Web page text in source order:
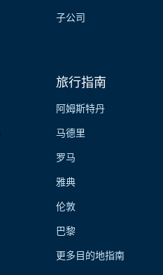
子公司
旅行指南
阿姆斯特丹
马德里
罗马
雅典
伦敦
巴黎
更多目的地指南